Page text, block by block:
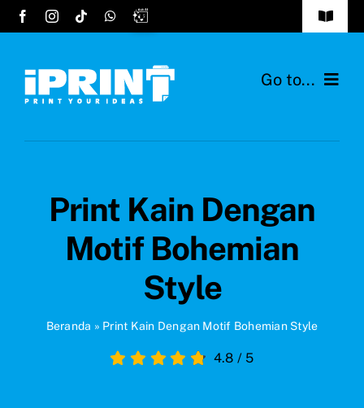
Skip
to
Toggle
FAQs
Cara Order
Go to...
Desain Hijab
Print Kain Dengan
Motif Bohemian
Style
Beranda » Print Kain Dengan Motif Bohemian Style
4.8 / 5